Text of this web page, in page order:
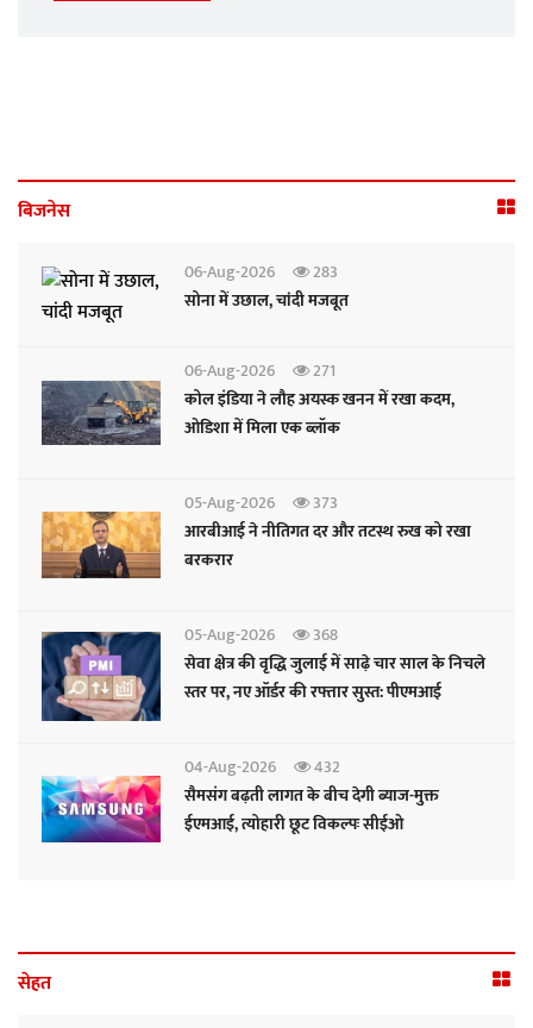
बिजनेस
06-Aug-2026
283
सोना में उछाल, चांदी मजबूत
06-Aug-2026
271
कोल इंडिया ने लौह अयस्क खनन में रखा कदम,
ओडिशा में मिला एक ब्लॉक
05-Aug-2026
373
आरबीआई ने नीतिगत दर और तटस्थ रुख को रखा
बरकरार
05-Aug-2026
368
सेवा क्षेत्र की वृद्धि जुलाई में साढ़े चार साल के निचले
स्तर पर, नए ऑर्डर की रफ्तार सुस्त: पीएमआई
04-Aug-2026
432
सैमसंग बढ़ती लागत के बीच देगी ब्याज-मुक्त
ईएमआई, त्योहारी छूट विकल्पः सीईओ
सेहत